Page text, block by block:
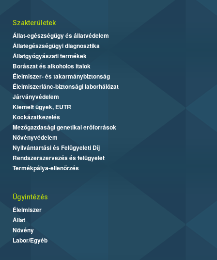
Szakterületek
Állat-egészségügy és állatvédelem
Állategészségügyi diagnosztika
Állatgyógyászati termékek
Borászat és alkoholos italok
Élelmiszer- és takarmánybiztonság
Élelmiszerlánc-biztonsági laborhálózat
Járványvédelem
Kiemelt ügyek, EUTR
Kockázatkezelés
Mezőgazdasági genetikai erőforrások
Növényvédelem
Nyilvántartási és Felügyeleti Díj
Rendszerszervezés és felügyelet
Termékpálya-ellenőrzés
Ügyintézés
Élelmiszer
Állat
Növény
Labor/Egyéb